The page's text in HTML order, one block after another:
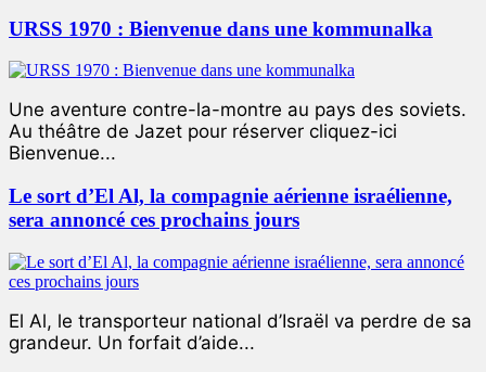
URSS 1970 : Bienvenue dans une kommunalka
Une aventure contre-la-montre au pays des soviets.
Au théâtre de Jazet pour réserver cliquez-ici
Bienvenue...
Le sort d’El Al, la compagnie aérienne israélienne,
sera annoncé ces prochains jours
El Al, le transporteur national d’Israël va perdre de sa
grandeur. Un forfait d’aide...